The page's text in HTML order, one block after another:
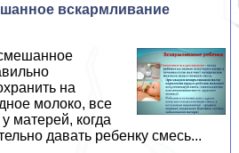
вскармливание
на
молоко, все
матерей, когда
давать ребенку смесь...